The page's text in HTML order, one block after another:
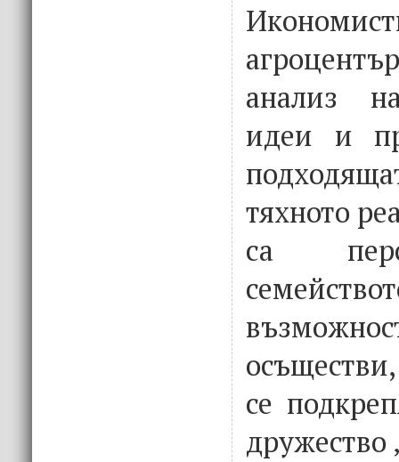
анализ
идеи и
тяхното
са
се
дружество